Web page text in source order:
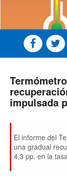
impulsada
El informe del
una gradual
4,3 pp. en la